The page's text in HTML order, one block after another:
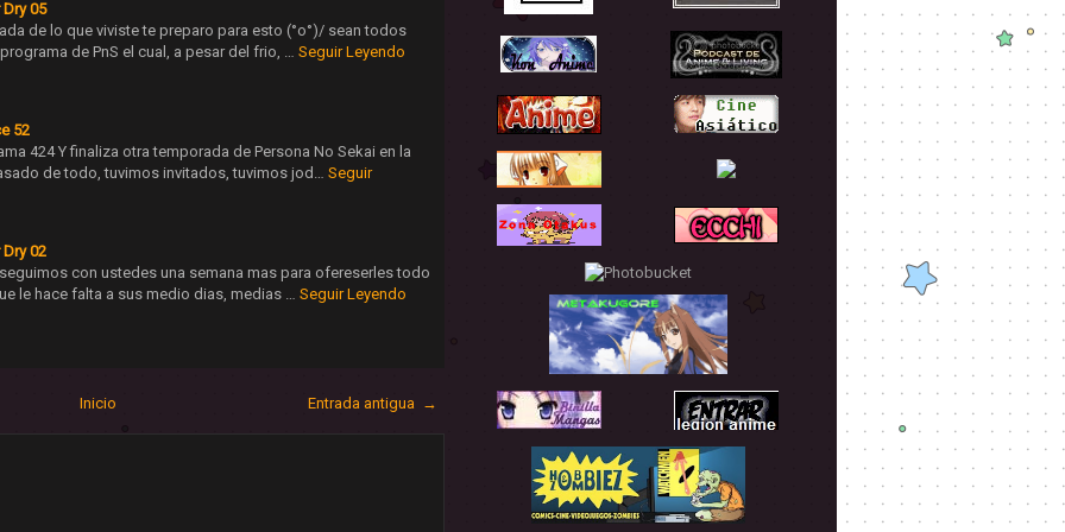
05
de lo que viviste te preparo para esto (°o°)/ sean todos
de PnS el cual, a pesar del frio, … Seguir Leyendo
52
424 Y finaliza otra temporada de Persona No Sekai en la
de todo, tuvimos invitados, tuvimos jod… Seguir
02
con ustedes una semana mas para ofereserles todo
le hace falta a sus medio dias, medias … Seguir Leyendo
Entrada antigua →
Inicio